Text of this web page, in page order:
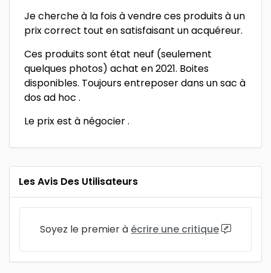
Je cherche à la fois à vendre ces produits à un
prix correct tout en satisfaisant un acquéreur.
Ces produits sont état neuf (seulement
quelques photos) achat en 2021. Boites
disponibles. Toujours entreposer dans un sac à
dos ad hoc .
Le prix est à négocier .
Les Avis Des Utilisateurs
Soyez le premier à écrire une critique